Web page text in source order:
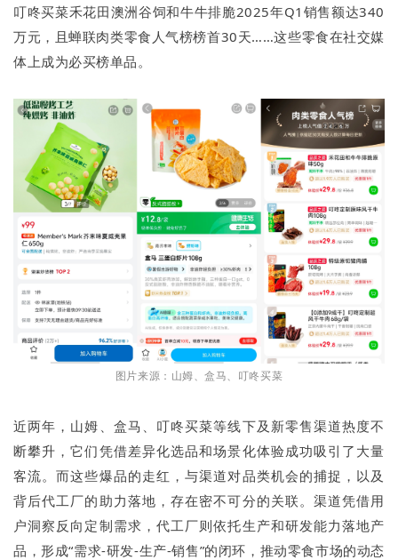
叮咚买菜禾花田澳洲谷饲和牛牛排脆2025年Q1销售额达340
万元，且蝉联肉类零食人气榜榜首30天……这些零食在社交媒
体上成为必买榜单品。
图片来源：山姆、盒马、叮咚买菜
近两年，山姆、盒马、叮咚买菜等线下及新零售渠道热度不
断攀升，它们凭借差异化选品和场景化体验成功吸引了大量
客流。而这些爆品的走红，与渠道对品类机会的捕捉，以及
背后代工厂的助力落地，存在密不可分的关联。渠道凭借用
户洞察反向定制需求，代工厂则依托生产和研发能力落地产
品，形成“需求-研发-生产-销售”的闭环，推动零食市场的动态